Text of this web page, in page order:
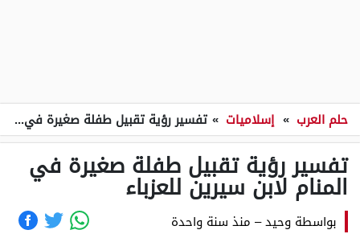
حلم العرب » إسلاميات » تفسير رؤية تقبيل طفلة صغيرة في المنام لابن سيرين للعزباء
تفسير رؤية تقبيل طفلة صغيرة في
المنام لابن سيرين للعزباء
بواسطة وحيد– منذ سنة واحدة